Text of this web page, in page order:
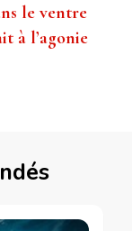
le ventre
à l’agonie